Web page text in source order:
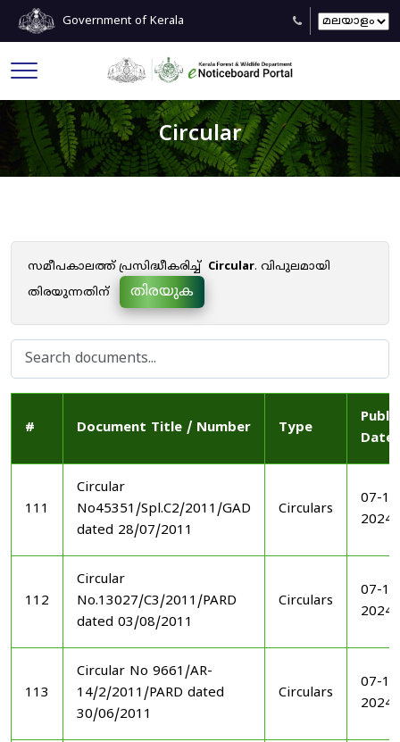
Government of Kerala
Circular
സമീപകാലത്ത് പ്രസിദ്ധീകരിച്ച് Circular. വിപുലമായി
തിരയുന്നതിന്
തിരയുക
# Document Title / Number Type
Date
111
Circular
No45351/Spl.C2/2011/GAD
dated 28/07/2011
Circulars
07-
2024
112
Circular
No.13027/C3/2011/PARD
dated 03/08/2011
Circulars
07-
2024
113
Circular No 9661/AR-
14/2/2011/PARD dated
30/06/2011
Circulars
07-
2024